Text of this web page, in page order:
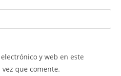
y web en este
que comente.